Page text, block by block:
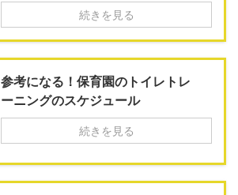
続きを見る
参考になる！保育園のトイレトレ
ーニングのスケジュール
続きを見る